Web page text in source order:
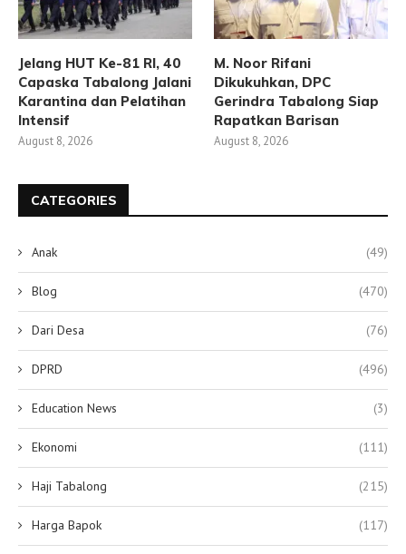
Jelang HUT Ke-81 RI, 40
Capaska Tabalong Jalani
Karantina dan Pelatihan
Intensif
August 8, 2026
M. Noor Rifani
Dikukuhkan, DPC
Gerindra Tabalong Siap
Rapatkan Barisan
August 8, 2026
CATEGORIES
Anak (49)
Blog (470)
Dari Desa (76)
DPRD (496)
Education News (3)
Ekonomi (111)
Haji Tabalong (215)
Harga Bapok (117)